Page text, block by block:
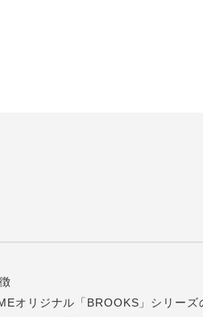
オリジナル「BROOKS」シリーズ